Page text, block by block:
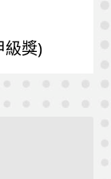
級獎)